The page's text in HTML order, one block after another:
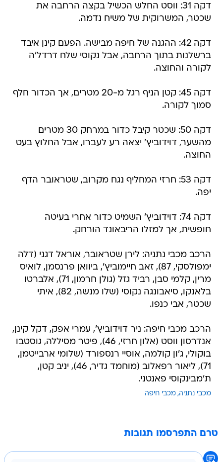
דקה 31: ווסט החלש הכשיל בקצה הרחבה את
שכטר, המשרוקית של משיח נדמה.
דקה 42: ההגנה של חיפה מבישה. הפעם קינן איבד
ברשלנות בתוך הרחבה, אבל נקוסי שלח דרדל'ה
לקורה והחוצה.
דקה 45: קטן הניף רגל מ-20 מטרים, אך הכדור חלף
סמוך לקורה.
דקה 50: שכטר קיבל כדור במרחק 30 מטרים
מהשער, דוידוביץ' יצאה רע לעברו, אבל החלוץ בעט
החוצה.
דקה 53: חרזי המחליף נגח מקרוב, שטראובר הדף
יפה.
דקה 74: דוידוביץ' השמיט כדור אחרי בעיטה
חופשית, אך למזלו הריבאונד הורחק.
הרכב מכבי נתניה: לירן שטראובר, אוראל דגני (דלה
ימפולסקי, 87), זאב חיימוביץ', ביוואן פרנסמן, לואיס
מרין, קלמי סבן, רביד גזל (גולן חרמון, 71), אלברטו
בלאנקו, סיאבונגה נקוסי (שלו מנשה, 82), איתי
שכטר, אבי כנפו.
הרכב מכבי חיפה: ניר דוידוביץ', עמרי אפק, דקל קינן,
אנדרסון ווסט (אלון חרזי, 46), פיטר מסיללה, גוסטבו
בוקולי, ג'ון קולמה, אוסיי רנספורד (שלומי ארבייטמן,
71), ליאור רפאלוב (מוחמד גדיר, 46), יניב קטן,
ת'מבינקוסי פאנטני.
מכבי נתניה מכבי חיפה
טרם התפרסמו תגובות